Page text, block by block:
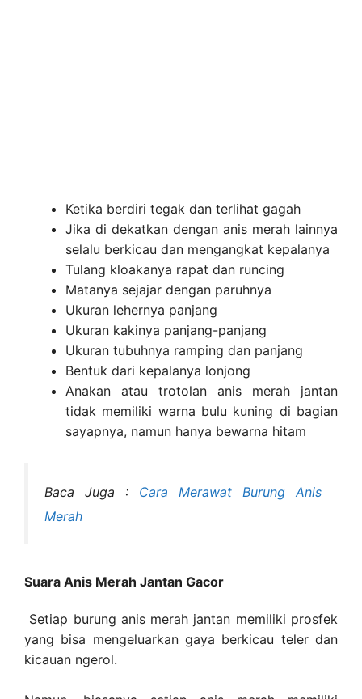
Ketika berdiri tegak dan terlihat gagah
Jika di dekatkan dengan anis merah lainnya
selalu berkicau dan mengangkat kepalanya
Tulang kloakanya rapat dan runcing
Matanya sejajar dengan paruhnya
Ukuran lehernya panjang
Ukuran kakinya panjang-panjang
Ukuran tubuhnya ramping dan panjang
Bentuk dari kepalanya lonjong
Anakan atau trotolan anis merah jantan
tidak memiliki warna bulu kuning di bagian
sayapnya, namun hanya bewarna hitam
Baca Juga : Cara Merawat Burung Anis
Merah
Suara Anis Merah Jantan Gacor
Setiap burung anis merah jantan memiliki prosfek
yang bisa mengeluarkan gaya berkicau teler dan
kicauan ngerol.